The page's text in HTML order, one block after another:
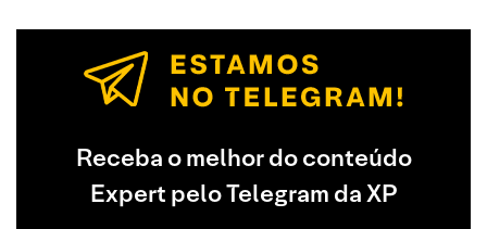
Receba o melhor do conteúdo
Expert pelo Telegram da XP